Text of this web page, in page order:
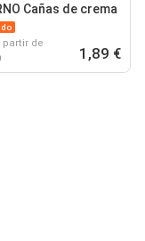
Cañas de crema
partir de
1,89 €